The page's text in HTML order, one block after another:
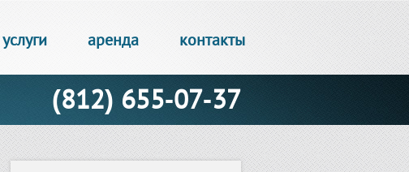
услуги аренда контакты
(812) 655-07-37